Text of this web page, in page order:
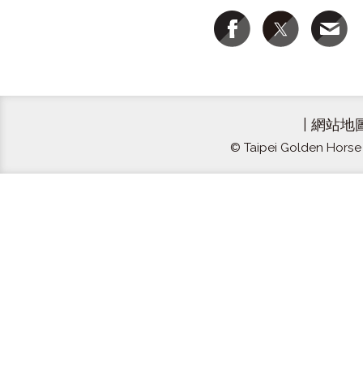
網站地
© Taipei Golden